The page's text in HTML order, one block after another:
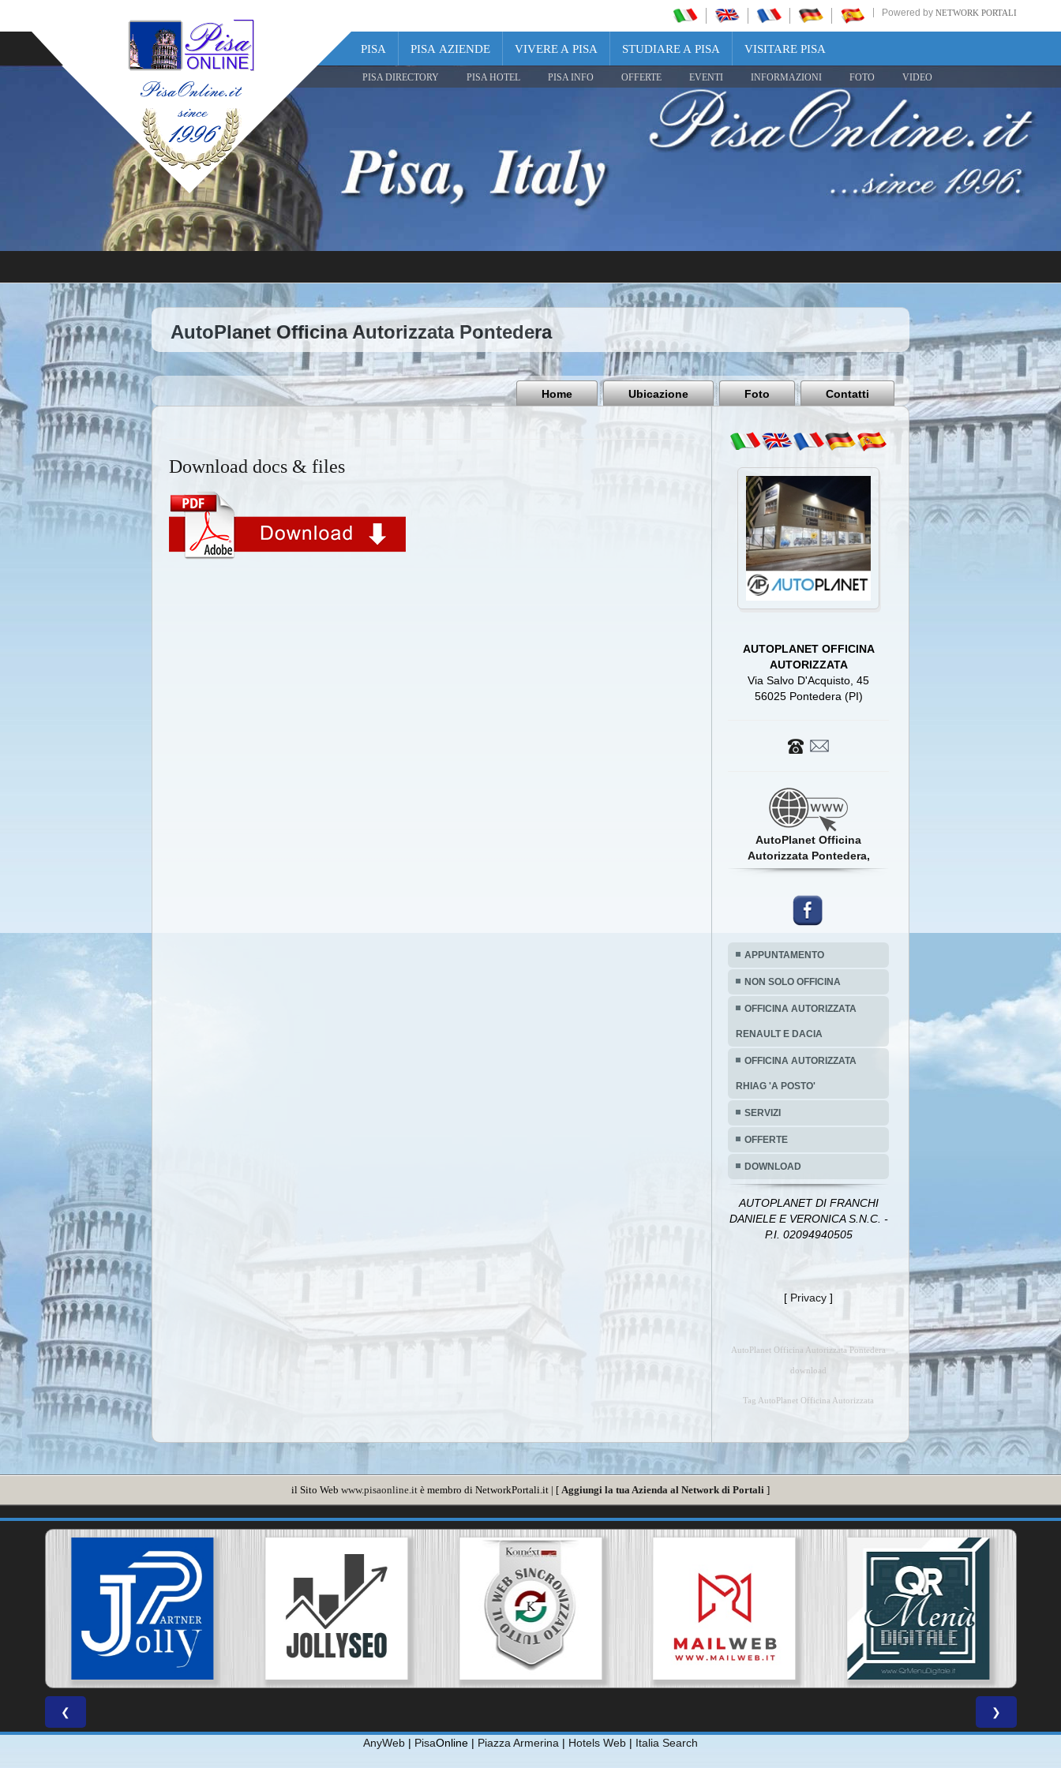
Powered by NETWORK PORTALI
PISA PISA AZIENDE VIVERE A PISA STUDIARE A PISA VISITARE PISA
PISA DIRECTORY PISA HOTEL PISA INFO OFFERTE EVENTI INFORMAZIONI FOTO VIDEO
Share
Pisa
Italy
AutoPlanet Officina Autorizzata Pontedera
Home Ubicazione Foto Contatti
Download docs & files
AUTOPLANET OFFICINA
AUTORIZZATA
Via Salvo D'Acquisto, 45
56025 Pontedera (PI)
AutoPlanet Officina
Autorizzata Pontedera,
APPUNTAMENTO
NON SOLO OFFICINA
OFFICINA AUTORIZZATA
RENAULT E DACIA
OFFICINA AUTORIZZATA
RHIAG 'A POSTO'
SERVIZI
OFFERTE
DOWNLOAD
AUTOPLANET DI FRANCHI
DANIELE E VERONICA S.N.C. -
P.I. 02094940505
[ Privacy ]
AutoPlanet Officina Autorizzata Pontedera
download
Tag AutoPlanet Officina Autorizzata
il Sito Web www.pisaonline.it è membro di NetworkPortali.it | [ Aggiungi la tua Azienda al Network di Portali ]
❮ ❯
AnyWeb | PisaOnline | Piazza Armerina | Hotels Web | Italia Search